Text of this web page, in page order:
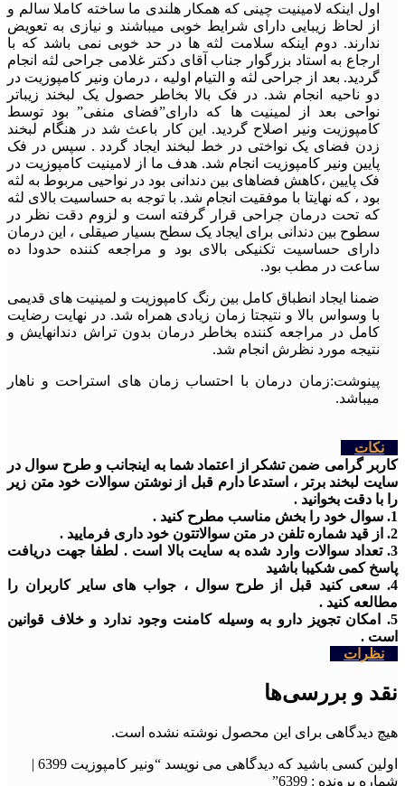
اول اینکه لامینیت چینی که همکار هلندی ما ساخته کاملا سالم و
از لحاظ زیبایی دارای شرایط خوبی میباشند و نیازی به تعویض
ندارند. دوم اینکه سلامت لثه ها در حد خوبی نمی باشد که با
ارجاع به استاد بزرگوار جناب آقای دکتر غلامی جراحی لثه انجام
گردید. بعد از جراحی لثه و التیام اولیه ، درمان ونیر کامپوزیت در
دو ناحیه انجام شد. در فک بالا بخاطر حصول یک لبخند زیباتر
نواحی بعد از لمینیت ها که دارای”فضای منفی” بود توسط
کامپوزیت ونیر اصلاح گردید. این کار باعث شد در هنگام لبخند
زدن فضای یک نواختی در خط لبخند ایجاد گردد . سپس در فک
پایین ونیر کامپوزیت انجام شد. هدف ما از لامینیت کامپوزیت در
فک پایین ،کاهش فضاهای بین دندانی بود در نواحیی مربوط به لثه
بود ، که نهایتا با موفقیت انجام شد. با توجه به حساسیت بالای لثه
که تحت درمان جراحی قرار گرفته است و لزوم دقت نظر در
سطوح بین دندانی برای ایجاد یک سطح بسیار صیقلی ، این درمان
دارای حساسیت تکنیکی بالای بود و مراجعه کننده حدودا ده
ساعت در مطب بود.
ضمنا ایجاد انطباق کامل بین رنگ کامپوزیت و لمینیت های قدیمی
با وسواس بالا و نتیجتا زمان زیادی همراه شد. در نهایت رضایت
کامل در مراجعه کننده بخاطر درمان بدون تراش دندانهایش و
نتیجه مورد نظرش انجام شد.
پینوشت:زمان درمان با احتساب زمان های استراحت و ناهار
میباشد.
نکات
کاربر گرامی ضمن تشکر از اعتماد شما به اینجانب و طرح سوال در
سایت لبخند برتر ، استدعا دارم قبل از نوشتن سوالات خود متن زیر
را با دقت بخوانید .
1. سوال خود را بخش مناسب مطرح کنید .
2. از قید شماره تلفن در متن سوالاتتون خود داری فرمایید .
3. تعداد سوالات وارد شده به سایت بالا است . لطفا جهت دریافت
پاسخ کمی شکیبا باشید
4. سعی کنید قبل از طرح سوال ، جواب های سایر کاربران را
مطالعه کنید .
5. امکان تجویز دارو به وسیله کامنت وجود ندارد و خلاف قوانین
است .
نظرات
نقد و بررسی‌ها
هیچ دیدگاهی برای این محصول نوشته نشده است.
اولین کسی باشید که دیدگاهی می نویسد “ونیر کامپوزیت 6399 |
شماره پرونده : 6399”